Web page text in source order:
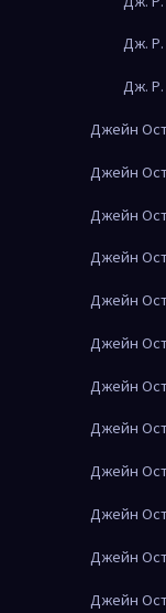
Дж. Р.
Дж. Р.
Джейн
Джейн
Джейн
Джейн
Джейн
Джейн
Джейн
Джейн
Джейн
Джейн
Джейн
Джейн